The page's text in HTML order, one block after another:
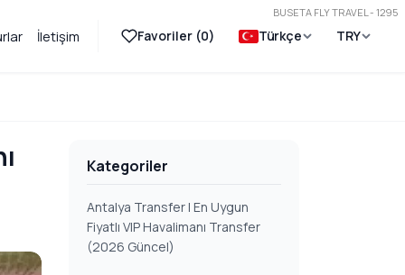
BUSETA FLY TRAVEL - 1295
İletişim Favoriler (0) Türkçe TRY
Kategoriler
Antalya Transfer | En Uygun
Fiyatlı VIP Havalimanı Transfer
(2026 Güncel)